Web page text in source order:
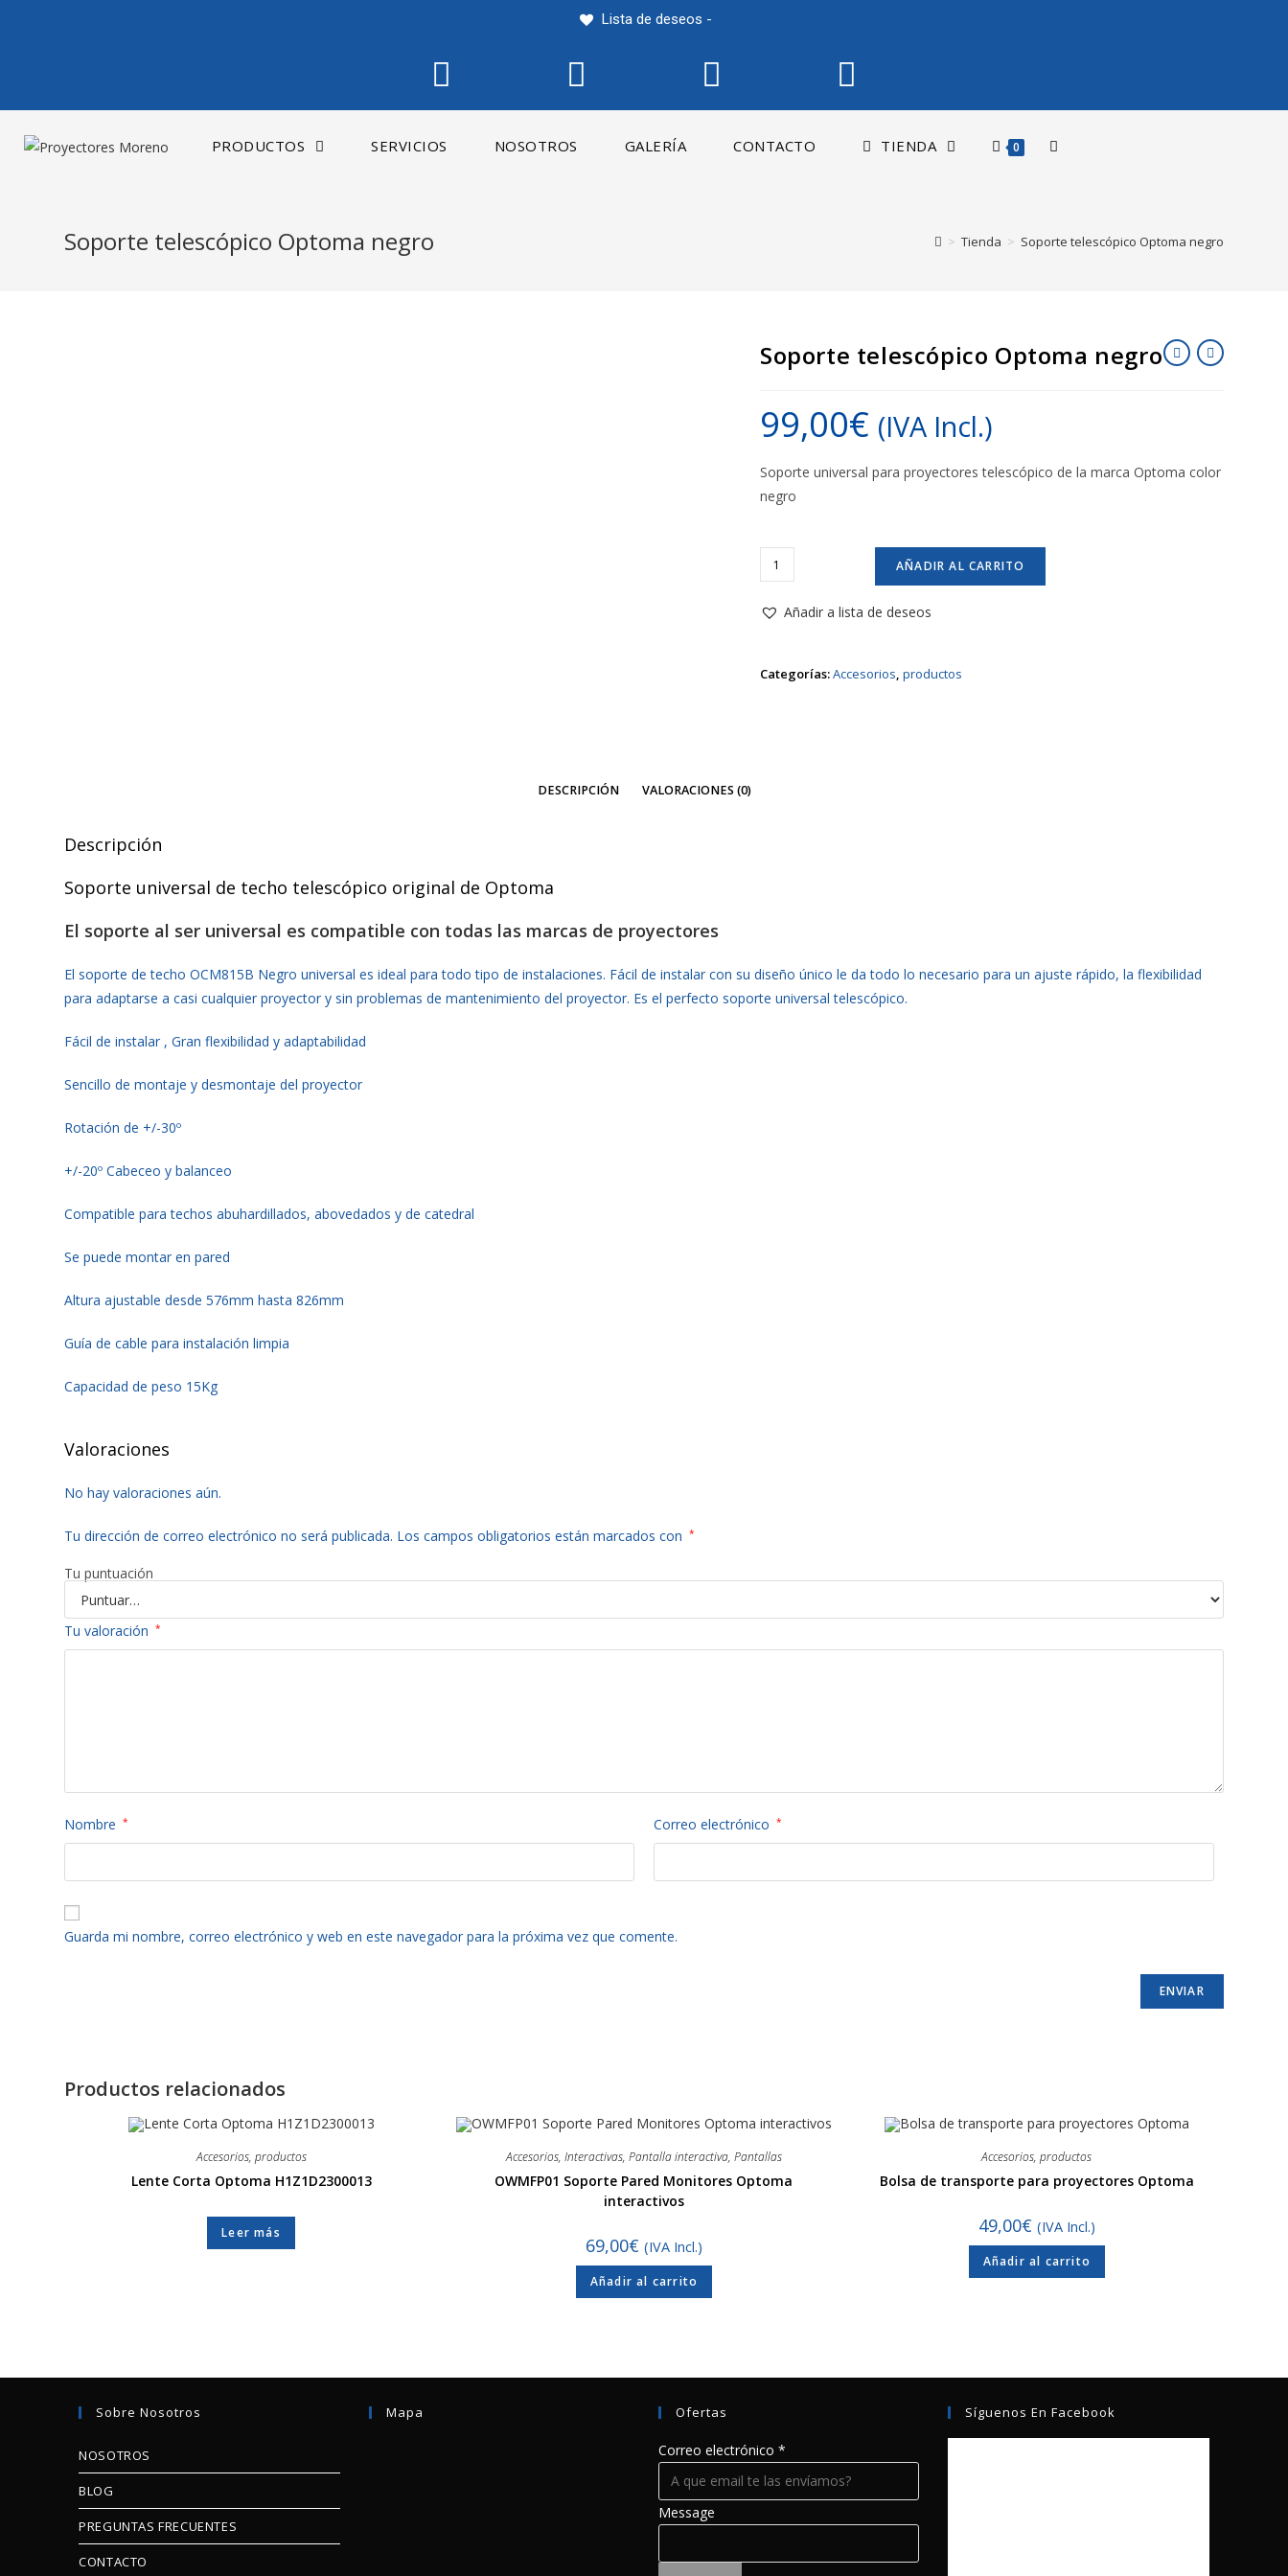
Lista de deseos -
PRODUCTOS SERVICIOS NOSOTROS GALERÍA CONTACTO TIENDA 0
Soporte telescópico Optoma negro > Tienda > Soporte telescópico Optoma negro
Soporte telescópico Optoma negro
99,00€ (IVA Incl.)
Soporte universal para proyectores telescópico de la marca Optoma color
negro
Soporte
telescópico
Optoma
AÑADIR AL CARRITO
Añadir a lista de deseos
Categorías:Accesorios, productos
DESCRIPCIÓN VALORACIONES (0)
Descripción
Soporte universal de techo telescópico original de Optoma
El soporte al ser universal es compatible con todas las marcas de proyectores
El soporte de techo OCM815B Negro universal es ideal para todo tipo de instalaciones. Fácil de instalar con su diseño único le da todo lo necesario para un ajuste rápido, la flexibilidad
para adaptarse a casi cualquier proyector y sin problemas de mantenimiento del proyector. Es el perfecto soporte universal telescópico.
Fácil de instalar , Gran flexibilidad y adaptabilidad
Sencillo de montaje y desmontaje del proyector
Rotación de +/-30º
+/-20º Cabeceo y balanceo
Compatible para techos abuhardillados, abovedados y de catedral
Se puede montar en pared
Altura ajustable desde 576mm hasta 826mm
Guía de cable para instalación limpia
Capacidad de peso 15Kg
Valoraciones
No hay valoraciones aún.
Tu dirección de correo electrónico no será publicada. Los campos obligatorios están marcados con *
Tu puntuación
Tu valoración *
Nombre * Correo electrónico *
Guarda mi nombre, correo electrónico y web en este navegador para la próxima vez que comente.
Productos relacionados
Accesorios, productos
Lente Corta Optoma H1Z1D2300013
Leer más
Accesorios, Interactivas, Pantalla interactiva, Pantallas
OWMFP01 Soporte Pared Monitores Optoma
interactivos
69,00€ (IVA Incl.)
Añadir al carrito
Accesorios,productos
Bolsa de transporte para proyectores Optoma
49,00€ (IVA Incl.)
Añadir al carrito
Sobre Nosotros
NOSOTROS
BLOG
PREGUNTAS FRECUENTES
CONTACTO
Mapa Ofertas
Correo electrónico *
Message
Síguenos En Facebook